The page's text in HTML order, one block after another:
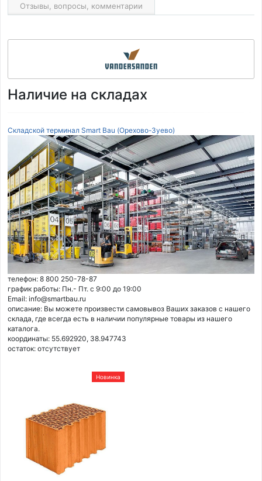
Отзывы, вопросы, комментарии
Наличие на складах
Складской терминал Smart Bau (Орехово-Зуево)
телефон: 8 800 250-78-87
график работы: Пн.- Пт. с 9:00 до 19:00
Email: info@smartbau.ru
описание: Вы можете произвести самовывоз Ваших заказов с нашего
склада, где всегда есть в наличии популярные товары из нашего
каталога.
координаты: 55.692920, 38.947743
остаток: отсутствует
Новинка